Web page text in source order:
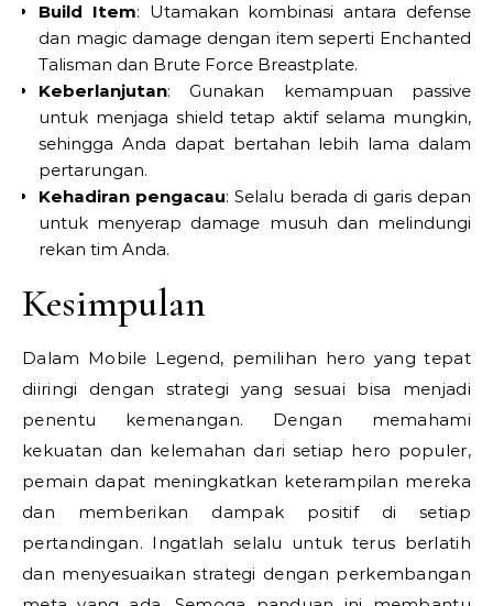
Build Item: Utamakan kombinasi antara defense
dan magic damage dengan item seperti Enchanted
Talisman dan Brute Force Breastplate.
Keberlanjutan: Gunakan kemampuan passive
untuk menjaga shield tetap aktif selama mungkin,
sehingga Anda dapat bertahan lebih lama dalam
pertarungan.
Kehadiran pengacau: Selalu berada di garis depan
untuk menyerap damage musuh dan melindungi
rekan tim Anda.
Kesimpulan
Dalam Mobile Legend, pemilihan hero yang tepat
diiringi dengan strategi yang sesuai bisa menjadi
penentu kemenangan. Dengan memahami
kekuatan dan kelemahan dari setiap hero populer,
pemain dapat meningkatkan keterampilan mereka
dan memberikan dampak positif di setiap
pertandingan. Ingatlah selalu untuk terus berlatih
dan menyesuaikan strategi dengan perkembangan